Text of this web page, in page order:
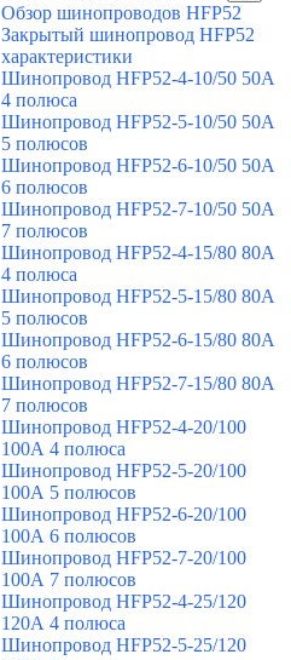
Обзор шинопроводов HFP52
Закрытый шинопровод HFP52
характеристики
Шинопровод HFP52-4-10/50 50A
4 полюса
Шинопровод HFP52-5-10/50 50А
5 полюсов
Шинопровод HFP52-6-10/50 50А
6 полюсов
Шинопровод HFP52-7-10/50 50А
7 полюсов
Шинопровод HFP52-4-15/80 80A
4 полюса
Шинопровод HFP52-5-15/80 80А
5 полюсов
Шинопровод HFP52-6-15/80 80А
6 полюсов
Шинопровод HFP52-7-15/80 80А
7 полюсов
Шинопровод HFP52-4-20/100
100А 4 полюса
Шинопровод HFP52-5-20/100
100А 5 полюсов
Шинопровод HFP52-6-20/100
100А 6 полюсов
Шинопровод HFP52-7-20/100
100А 7 полюсов
Шинопровод HFP52-4-25/120
120А 4 полюса
Шинопровод HFP52-5-25/120